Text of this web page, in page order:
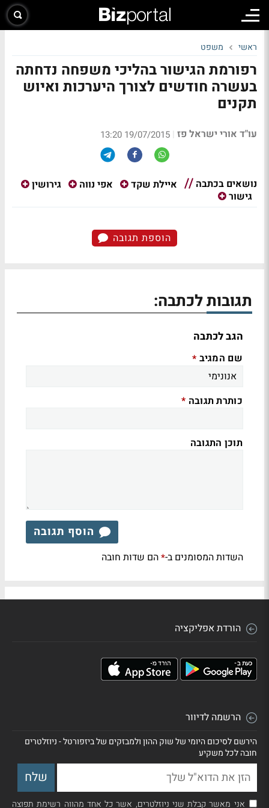
ראשי משפט
רפורמת הגישור בהליכי משפחה נדחתה
בעשרה חודשים לצורך היערכות ואיוש
תקנים
עו"ד אורי ישראל פז |
19/07/2015 13:20
נושאים בכתבה איילת שקד אפי נווה
גירושין
גישור
הוספת תגובה
תגובות לכתבה:
הגב לכתבה
שם המגיב *
כותרת תגובה *
תוכן התגובה
הוסף תגובה
השדות המסומנים ב-*הם שדות חובה
הורדת אפליקציה
הרשמה לדיוור
הירשם לסיכום היומי של שוק ההון ולמבזקים של ביזפורטל - ניוזלטרים
חובה לכל משקיע
אני מאשר קבלת שני ניוזלטרים, אשר כל אחד מהווה רשימת תפוצה